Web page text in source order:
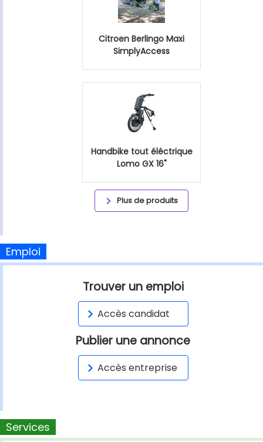
Citroen Berlingo Maxi
SimplyAccess
Handbike tout éléctrique
Lomo GX 16"
Plus de produits
Emploi
Trouver un emploi
Accès candidat
Publier une annonce
Accès entreprise
Services